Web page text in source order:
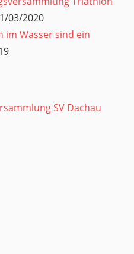
03/2020
im Wasser sind ein
SV Dachau